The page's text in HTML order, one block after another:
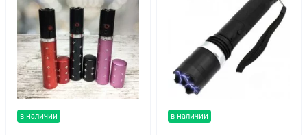
в наличии в наличии